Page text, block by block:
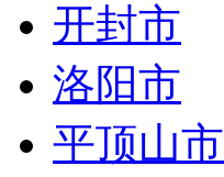
开封市
洛阳市
平顶山市